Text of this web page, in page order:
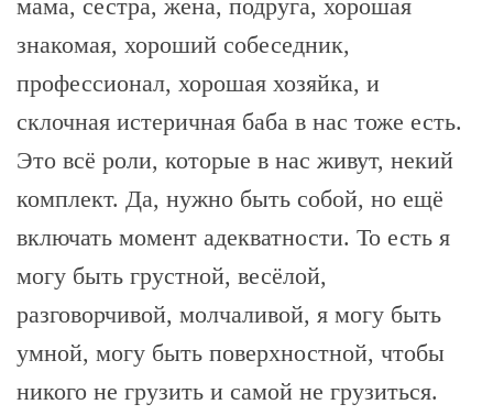
мама, сестра, жена, подруга, хорошая
знакомая, хороший собеседник,
профессионал, хорошая хозяйка, и
склочная истеричная баба в нас тоже есть.
Это всё роли, которые в нас живут, некий
комплект. Да, нужно быть собой, но ещё
включать момент адекватности. То есть я
могу быть грустной, весёлой,
разговорчивой, молчаливой, я могу быть
умной, могу быть поверхностной, чтобы
никого не грузить и самой не грузиться.